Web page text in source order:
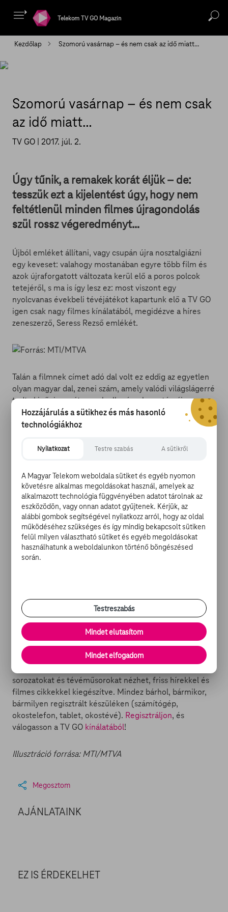
Telekom TV GO Magazin
Kezdőlap Szomorú vasárnap – és nem csak az idő miatt…
Szomorú vasárnap – és nem csak
az idő miatt…
TV GO | 2017. júl. 2.
Úgy tűnik, a remakek korát éljük – de:
tesszük ezt a kijelentést úgy, hogy nem
feltétlenül minden filmes újragondolás
szül rossz végeredményt…
Újból emléket állítani, vagy csupán újra nosztalgiázni
egy keveset: valahogy mostanában egyre több film és
azok újraforgatott változata kerül elő a poros polcok
tetejéről, s ma is így lesz ez: most viszont egy
nyolcvanas évekbeli tévéjátékot kapartunk elő a TV GO
igen csak nagy filmes kínálatából, megidézve a híres
zeneszerző, Seress Rezső emlékét.
Talán a filmnek címet adó dal volt ez eddig az egyetlen
olyan magyar dal, zenei szám, amely valódi világslágerré
tudta kinőni magát, annak ellenére, hogy témája nem
éppen a legvidámabb. Tudni kell erről a nagyhatású
Seress-Jávor szerzeményrőll, hogy „gyilkos sláger”-nek
viszont nem csupán a dalról, hanem sokkal inkább
ahogyan a zenész a túlvilágról tér vissza egykori
sikereinek árnyékában, ellátogat a Kispipa vendéglőbe,
azért, hogy rendezze az elvarratlan szálakat, a
kifizetetlen számláját életével, pályájával és nem
feledve közönségét… A film főszerepeibenBodrogi
Gyulát,Voith ÁgitésHorváth Gyulátláthatjuk.
Egy kis könnyed nosztalgia így vasárnap délutánra
a régmúlt szerelmek és művészetek világába.
EGY CSEPP NOSZTALGIA - SZOMORÚ VASÁRNAP:
Szomorú vasárnap
Mi a
sorozatokat és tévéműsorokat nézhet, friss hírekkel és
filmes cikkekkel kiegészítve. Mindez bárhol, bármikor,
bármilyen regisztrált készüléken (számítógép,
okostelefon, tablet, okostévé). Regisztráljon, és
válogasson a TV GO kínálatából!
Illusztráció forrása: MTI/MTVA
Megosztom
AJÁNLATAINK
EZ IS ÉRDEKELHET
Hozzájárulás a sütikhez és más hasonló
technológiákhoz
Nyilatkozat Testre szabás A sütikről
A Magyar Telekom weboldala sütiket és egyéb nyomon
követésre alkalmas megoldásokat használ, amelyek az
alkalmazott technológia függvényében adatot tárolnak az
eszközödön, vagy onnan adatot gyűjtenek. Kérjük, az
alábbi gombok segítségével nyilatkozz arról, hogy az oldal
működéséhez szükséges és így mindig bekapcsolt sütiken
felül milyen választható sütiket és egyéb megoldásokat
használhatunk a weboldalunkon történő böngészésed
során.
Testreszabás
Mindet elutasítom
Mindet elfogadom